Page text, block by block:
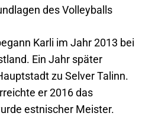
des Volleyballs
Karli im Jahr 2013 bei
Ein Jahr später
zu Selver Talinn.
er 2016 das
estnischer Meister.